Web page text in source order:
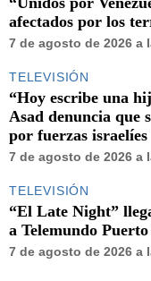
afectados por los
7 de agosto de 2026 a
TELEVISIÓN
“Hoy escribe una
Asad denuncia que
por fuerzas israelíes
7 de agosto de 2026 a
TELEVISIÓN
“El Late Night”
a Telemundo
7 de agosto de 2026 a